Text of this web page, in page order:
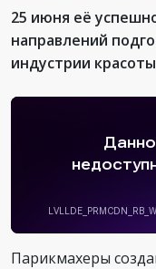
25 июня её
направлений
индустрии
Парикмахеры